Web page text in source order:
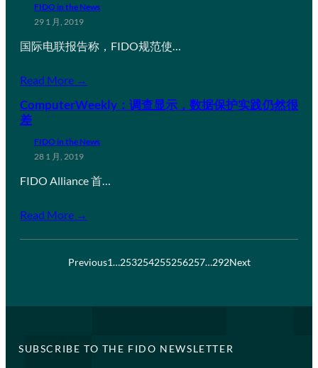
FIDO in the News
29 1 月, 2019
国际电联报告称，FIDO规范使…
Read More →
ComputerWeekly：调查显示，数据保护实践仍然很
差
FIDO in the News
28 1 月, 2019
FIDO Alliance 首…
Read More →
Previous1…253254255256257…292Next
SUBSCRIBE TO THE FIDO NEWSLETTER